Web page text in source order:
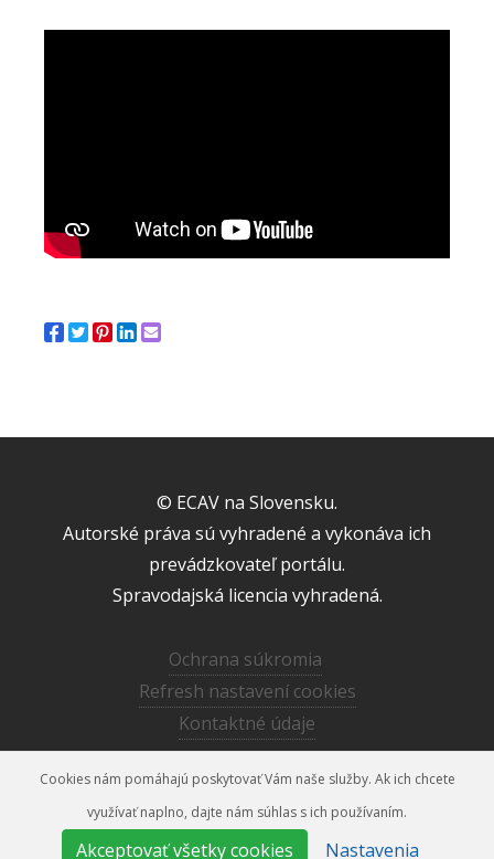
© ECAV na Slovensku.
Autorské práva sú vyhradené a vykonáva ich
prevádzkovateľ portálu.
Spravodajská licencia vyhradená.
Ochrana súkromia
Refresh nastavení cookies
Kontaktné údaje
RealizáciaFlowis s.r.o.2019 - 2026
adad.jh@gmail.com 0905744937
Cookies nám pomáhajú poskytovať Vám naše služby. Ak ich chcete
využívať naplno, dajte nám súhlas s ich používaním.
Akceptovať všetky cookies Nastavenia